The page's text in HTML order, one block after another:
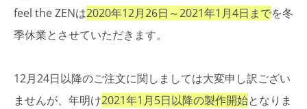
feel the ZENは2020年12月26日～2021年1月4日までを冬
季休業とさせていただきます。
12月24日以降のご注文に関しましては大変申し訳ござい
ませんが、年明け2021年1月5日以降の製作開始となりま